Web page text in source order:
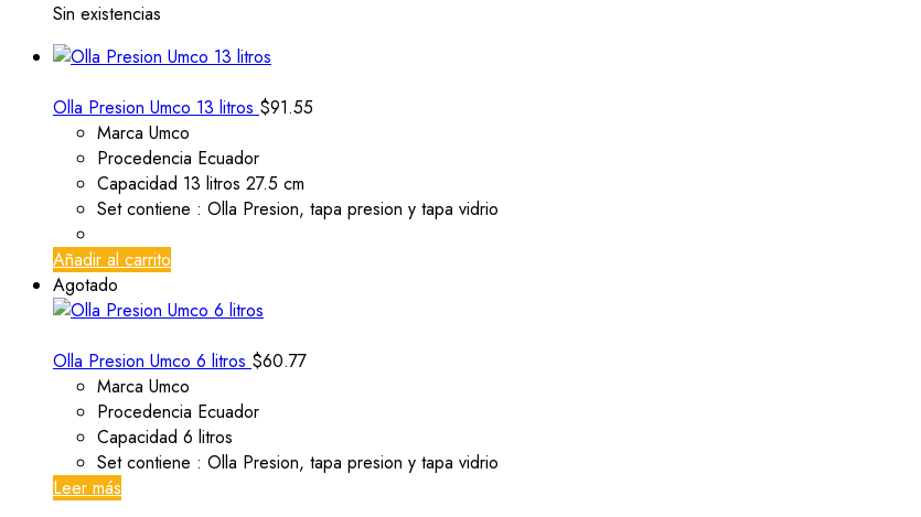
Sin existencias
Olla Presion Umco 13 litros $91.55
Marca Umco
Procedencia Ecuador
Capacidad 13 litros 27.5 cm
Set contiene : Olla Presion, tapa presion y tapa vidrio
Añadir al carrito
Agotado
Olla Presion Umco 6 litros $60.77
Marca Umco
Procedencia Ecuador
Capacidad 6 litros
Set contiene : Olla Presion, tapa presion y tapa vidrio
Leer más